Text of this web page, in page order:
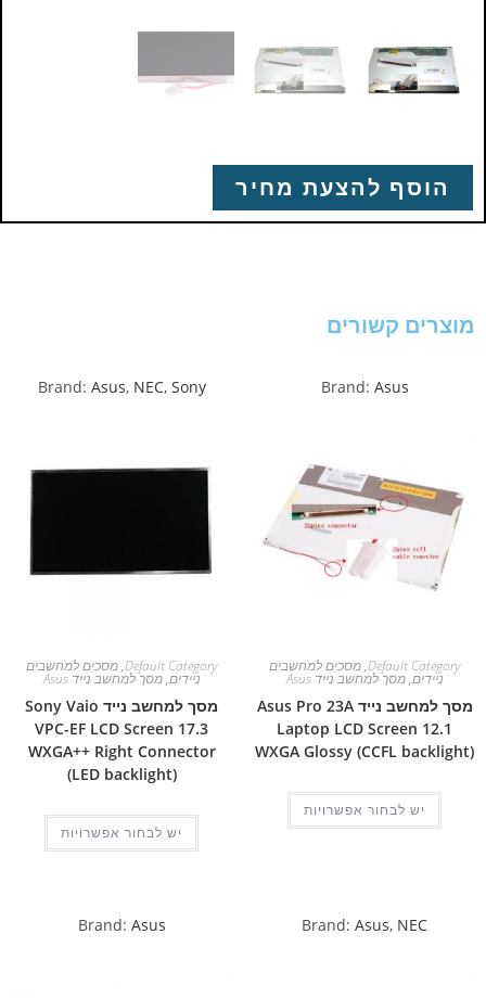
הוסף להצעת מחיר
מוצרים קשורים
Brand: Asus
Default Category
,מסכים למחשבים
ניידים,מסך למחשב נייד Asus
מסך למחשב נייד Asus Pro 23A
Laptop LCD Screen 12.1
WXGA Glossy (CCFL backlight)
יש לבחור אפשרויות
Brand: Asus, NEC, Sony
Default Category
,מסכים למחשבים
ניידים,מסך למחשב נייד Asus
מסך למחשב נייד Sony Vaio
VPC-EF LCD Screen 17.3
WXGA++ Right Connector
(LED backlight)
יש לבחור אפשרויות
Brand: Asus, NEC
Brand: Asus